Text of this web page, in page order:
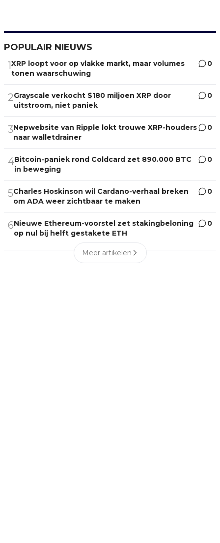
POPULAIR NIEUWS
1XRP loopt voor op vlakke markt, maar volumes
tonen waarschuwing
0
2Grayscale verkocht $180 miljoen XRP door
uitstroom, niet paniek
0
3Nepwebsite van Ripple lokt trouwe XRP-houders
naar walletdrainer
0
4Bitcoin-paniek rond Coldcard zet 890.000 BTC
in beweging
0
5Charles Hoskinson wil Cardano-verhaal breken
om ADA weer zichtbaar te maken
0
6Nieuwe Ethereum-voorstel zet stakingbeloning
op nul bij helft gestakete ETH
0
Meer artikelen